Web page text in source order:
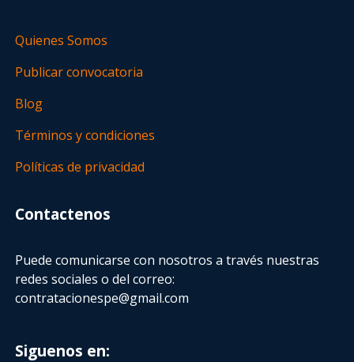
Quienes Somos
Publicar convocatoria
Blog
Términos y condiciones
Políticas de privacidad
Contactenos
Puede comunicarse con nosotros a través nuestras
redes sociales o del correo:
contratacionespe@gmail.com
Siguenos en: